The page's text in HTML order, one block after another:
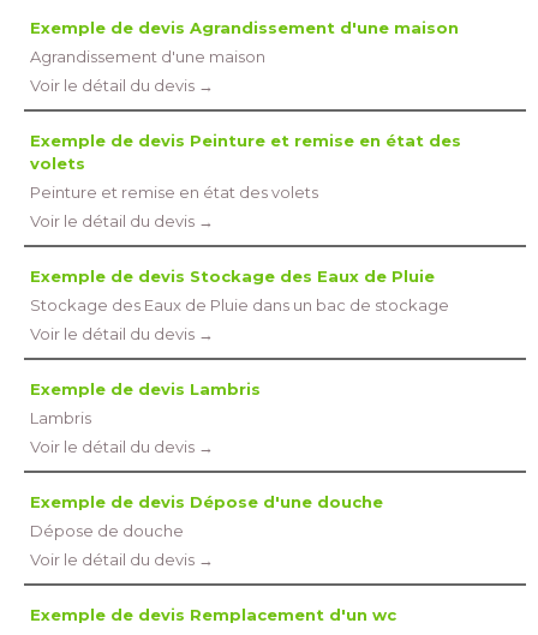
Exemple de devis Agrandissement d'une maison
Agrandissement d'une maison
Voir le détail du devis →
Exemple de devis Peinture et remise en état des
volets
Peinture et remise en état des volets
Voir le détail du devis →
Exemple de devis Stockage des Eaux de Pluie
Stockage des Eaux de Pluie dans un bac de stockage
Voir le détail du devis →
Exemple de devis Lambris
Lambris
Voir le détail du devis →
Exemple de devis Dépose d'une douche
Dépose de douche
Voir le détail du devis →
Exemple de devis Remplacement d'un wc